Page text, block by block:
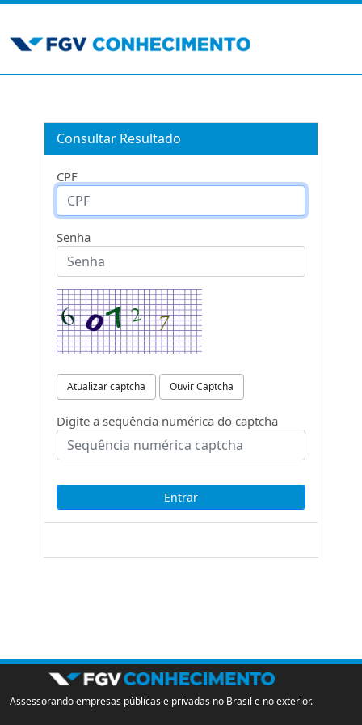
Consultar Resultado
CPF
Senha
Atualizar captcha Ouvir Captcha
Digite a sequência numérica do captcha
Assessorando empresas públicas e privadas no Brasil e no exterior.